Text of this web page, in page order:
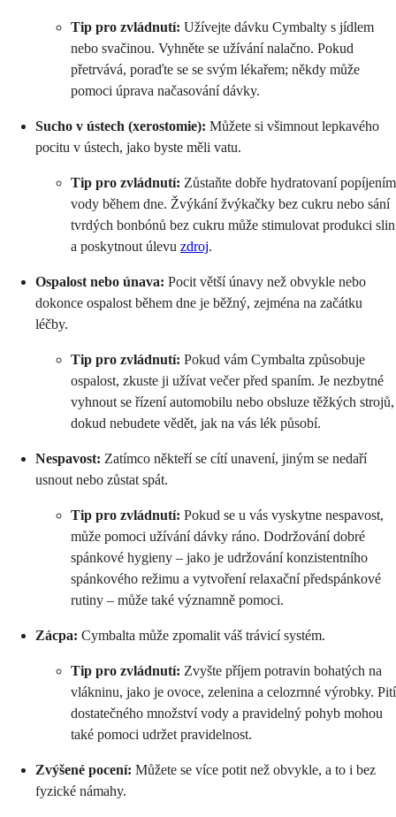
Tip pro zvládnutí: Užívejte dávku Cymbalty s jídlem
nebo svačinou. Vyhněte se užívání nalačno. Pokud
přetrvává, poraďte se se svým lékařem; někdy může
pomoci úprava načasování dávky.
Sucho v ústech (xerostomie): Můžete si všimnout lepkavého
pocitu v ústech, jako byste měli vatu.
Tip pro zvládnutí: Zůstaňte dobře hydratovaní popíjením
vody během dne. Žvýkání žvýkačky bez cukru nebo sání
tvrdých bonbónů bez cukru může stimulovat produkci slin
a poskytnout úlevu zdroj.
Ospalost nebo únava: Pocit větší únavy než obvykle nebo
dokonce ospalost během dne je běžný, zejména na začátku
léčby.
Tip pro zvládnutí: Pokud vám Cymbalta způsobuje
ospalost, zkuste ji užívat večer před spaním. Je nezbytné
vyhnout se řízení automobilu nebo obsluze těžkých strojů,
dokud nebudete vědět, jak na vás lék působí.
Nespavost: Zatímco někteří se cítí unavení, jiným se nedaří
usnout nebo zůstat spát.
Tip pro zvládnutí: Pokud se u vás vyskytne nespavost,
může pomoci užívání dávky ráno. Dodržování dobré
spánkové hygieny – jako je udržování konzistentního
spánkového režimu a vytvoření relaxační předspánkové
rutiny – může také významně pomoci.
Zácpa: Cymbalta může zpomalit váš trávicí systém.
Tip pro zvládnutí: Zvyšte příjem potravin bohatých na
vlákninu, jako je ovoce, zelenina a celozrnné výrobky. Pití
dostatečného množství vody a pravidelný pohyb mohou
také pomoci udržet pravidelnost.
Zvýšené pocení: Můžete se více potit než obvykle, a to i bez
fyzické námahy.